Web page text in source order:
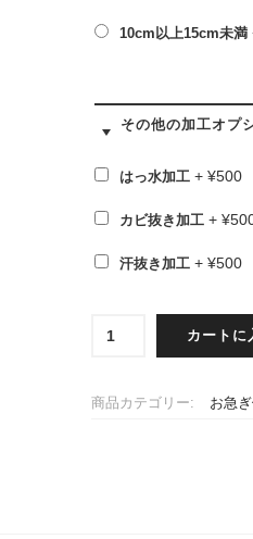
10cm以上15cm未満
その他の加工オプ
はっ水加工 + ¥500
カビ抜き加工 + ¥
汗抜き加工 + ¥500
便：
カートに
商品カテゴリー: お急